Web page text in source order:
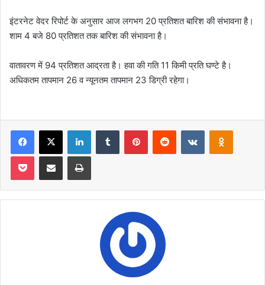
इंटरनेट वेदर रिपोर्ट के अनुसार आज लगभग 20 प्रतिशत बारिश की संभावना है।
शाम 4 बजे 80 प्रतिशत तक बारिश की संभावना है।
वातावरण में 94 प्रतिशत आद्रता है। हवा की गति 11 किमी प्रति घण्टे है।
अधिकतम तापमान 26 व न्यूनतम तापमान 23 डिग्री रहेगा।
Facebook
X LinkedInTumblr PinterestReddit VKontakte
Pocket Share via Email Print